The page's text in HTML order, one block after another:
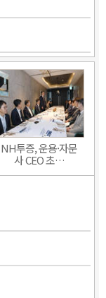
NH투증, 운용·자문
사 CEO 초…